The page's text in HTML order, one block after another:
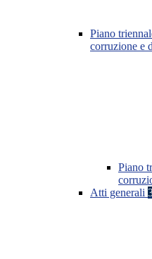
Piano
corruzione e
Piano
Atti generali